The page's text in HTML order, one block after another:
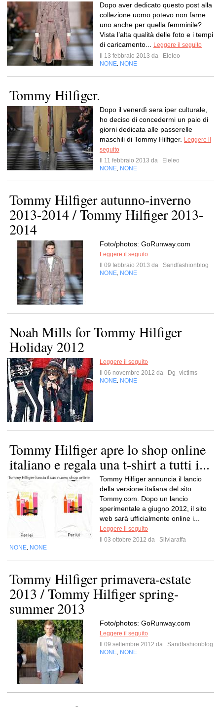
Dopo aver dedicato questo post alla
collezione uomo potevo non farne
uno anche per quella femminile?
Vista l’alta qualità delle foto e i tempi
di caricamento...
Leggere il seguito
Il 13 febbraio 2013 da
Eleleo
NONE NONE
Tommy Hilfiger.
Dopo il venerdì sera iper culturale,
ho deciso di concedermi un paio di
giorni dedicata alle passerelle
maschili di Tommy Hilfiger.
Leggere il
seguito
Il 11 febbraio 2013 da
Eleleo
NONE NONE
Tommy Hilfiger autunno-inverno
2013-2014 / Tommy Hilfiger 2013-
2014
Foto/photos: GoRunway.com
Leggere il seguito
Il 09 febbraio 2013 da
Sandfashionblog
NONE NONE
Noah Mills for Tommy Hilfiger
Holiday 2012
Leggere il seguito
Il 06 novembre 2012 da
Dg_victims
NONE NONE
Tommy Hilfiger apre lo shop online
italiano e regala una t-shirt a tutti i...
Tommy Hilfiger annuncia il lancio
della versione italiana del sito
Tommy.com. Dopo un lancio
sperimentale a giugno 2012, il sito
web sarà ufficialmente online i...
Leggere il seguito
Il 03 ottobre 2012 da
Silviaraffa
NONE NONE
Tommy Hilfiger primavera-estate
2013 / Tommy Hilfiger spring-
summer 2013
Foto/photos: GoRunway.com
Leggere il seguito
Il 09 settembre 2012 da
Sandfashionblog
NONE NONE